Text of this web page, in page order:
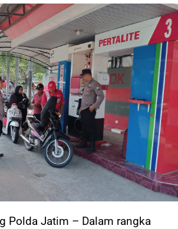
Polda Jatim – Dalam rangka